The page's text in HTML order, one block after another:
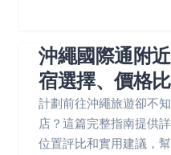
沖繩國際通附
宿選擇、價格
計劃前往沖繩旅遊卻不
店？這篇完整指南提供
位置評比和實用建議，